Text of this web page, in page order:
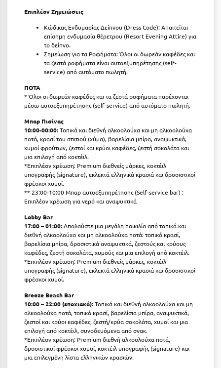
Επιπλέον Σημειώσεις
Κώδικας Ενδυμασίας Δείπνου (Dress Code): Απαιτείται
επίσημη ενδυμασία θέρετρου (Resort Evening Attire) για
το δείπνο.
Σημείωση για τα Ροφήματα: Όλοι οι δωρεάν καφέδες και
τα ζεστά ροφήματα είναι αυτοεξυπηρέτησης (self-
service) από αυτόματο πωλητή.
ΠΟΤΑ
* Όλοι οι δωρεάν καφέδες και τα ζεστά ροφήματα παρέχονται
μέσω αυτοεξυπηρέτησης (self-service) από αυτόματο πωλητή.
Μπαρ Πισίνας
10:00-00:00:Τοπικά και διεθνή αλκοολούχα και μη αλκοολούχα
ποτά, κρασί του σπιτιού (χύμα), βαρελίσια μπίρα, αναψυκτικά,
χυμοί φρούτων, ζεστοί και κρύοι καφέδες, ζεστή σοκολάτα και
μια επιλογή από κοκτέιλ.
*Επιπλέον χρέωση: Premium διεθνείς μάρκες, κοκτέιλ
υπογραφής (signature), εκλεκτά ελληνικά κρασιά και δροσιστικοί
φρέσκοι χυμοί.
** 23:00-10:00 Μπαρ αυτοεξυπηρέτησης (Self-service bar) :
Επιπλέον χρέωση για νερό και αναψυκτικά
Lobby Bar
17:00 – 01:00:Απολαύστε μια μεγάλη ποικιλία από τοπικά και
διεθνή αλκοολούχα και μη αλκοολούχα ποτά: τοπικό κρασί,
βαρελίσια μπίρα, δροσιστικά αναψυκτικά, ζεστούς και κρύους
καφέδες, ζεστή σοκολάτα, χυμούς και μια επιλογή από κοκτέιλ.
*Επιπλέον χρέωση: Premium διεθνείς μάρκες, κοκτέιλ
υπογραφής (signature), εκλεκτά ελληνικά κρασιά και δροσιστικοί
φρέσκοι χυμοί.
Breeze Beach Bar
10:00 – 22:00 (εποχιακό):Τοπικά και διεθνή αλκοολούχα και μη
αλκοολούχα ποτά, τοπικό κρασί, βαρελίσια μπίρα, αναψυκτικά,
ζεστοί και κρύοι καφέδες, ζεστή/κρύα σοκολάτα, χυμοί και μια
επιλογή από κοκτέιλ, συνοδευόμενα από σνακ.
*Επιπλέον χρέωση: Premium διεθνή αλκοολούχα ποτά,
δροσιστικοί φρέσκοι χυμοί, κοκτέιλ υπογραφής (signature) και
μια επιλεγμένη λίστα ελληνικών κρασιών.